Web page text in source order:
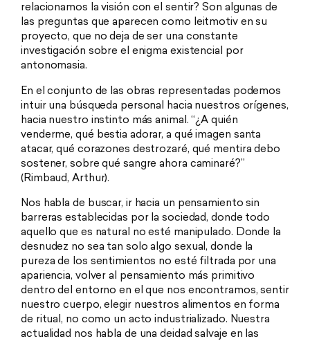
relacionamos la visión con el sentir? Son algunas de
las preguntas que aparecen como leitmotiv en su
proyecto, que no deja de ser una constante
investigación sobre el enigma existencial por
antonomasia.
En el conjunto de las obras representadas podemos
intuir una búsqueda personal hacia nuestros orígenes,
hacia nuestro instinto más animal. “¿A quién
venderme, qué bestia adorar, a qué imagen santa
atacar, qué corazones destrozaré, qué mentira debo
sostener, sobre qué sangre ahora caminaré?”
(Rimbaud, Arthur).
Nos habla de buscar, ir hacia un pensamiento sin
barreras establecidas por la sociedad, donde todo
aquello que es natural no esté manipulado. Donde la
desnudez no sea tan solo algo sexual, donde la
pureza de los sentimientos no esté filtrada por una
apariencia, volver al pensamiento más primitivo
dentro del entorno en el que nos encontramos, sentir
nuestro cuerpo, elegir nuestros alimentos en forma
de ritual, no como un acto industrializado. Nuestra
actualidad nos habla de una deidad salvaje en las